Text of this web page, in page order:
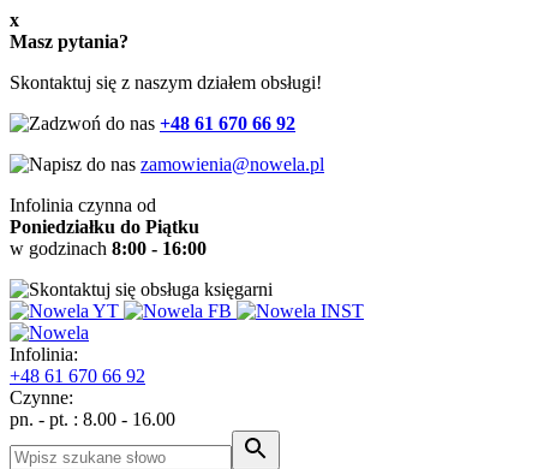
x
Masz pytania?
Skontaktuj się z naszym działem obsługi!
+48 61 670 66 92
zamowienia@nowela.pl
Infolinia czynna od
Poniedziałku do Piątku
w godzinach 8:00 - 16:00
Infolinia:
+48 61 670 66 92
Czynne:
pn. - pt. : 8.00 - 16.00